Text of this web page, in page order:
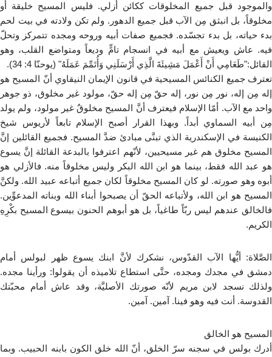
والموجود قبل جميع المخلوقات ككائن أزلي. فليس المسيح خليقة أو
مخلوقاً، بل انبثق مِن الآب قبل جميع الدهور. ولم تكن ولادته في بيت لحم
بدء حياته، بل بدء تجسّده. فجميع صفات أبيه وروحه ومجده تتمركز وتحلّ
فيه. عاش ويعيش مع أبيه في انسجام تامٍّ وديعاً ومتواضع القلب، وهو
القائل:"طَعَامِي أَنْ أَعْمَلَ مَشِيئَةَ الَّذِي أَرْسَلَنِي وَأُتَمِّمَ عَمَلَهُ" (يوحنّا 4: 34).
تعترف جميع الكنائس المسيحية في قانون الإيمان النيقاوي أنّ المسيح هو
إله مِن إله، نور مِن نور، إله حقّ مِن إله حقّ، مولود غير مخلوق، ذو جوهر
واحد مع الآب. أمّا الإسلام فيعترف أنَّ المسيح مخلوقٌ غير مولود، ولم يولد
مِن أبيه السماوي أبداً. وبهذا القرار أصبح الإسلام تابعاً لأريوس شيخ
الكنيسة في الإسكندرية الذي تبنَّى مبادئ ضدَّ المسيح. فجميع القائلين إنَّ
المسيح مخلوق هم غير مسيحيين، لأنّهم اعترفوا بالبدعة القائلة إنَّ يسوع
هو عبد الله فقط، بينما هو ابن الله البكر وليس مخلوقاً منه. فالأزلي هو
أبوه وهو صورته. لو كان المسيح مخلوقاً لكان جميع أتباعه عبيد الله. ولكنَّ
المسيح هو ابن الله، ولأتباعه الحقّ أن يصبحوا أبناء الله وبناته المدعوِّين.
فالخالق عندهم ليس ربّاً طاغياً، بل هو أبوهم الحنون بيسوع المسيح بكْرِهِ
الكريم.
الصَّلاة: أيُّها الآب القدّوس، نشكرك لأنَّ ابنك يسوع ظهر لبولس أمام
دمشق في مجدك ومجده، حتَّى استطاع تلاميذه أن يقولوا: ورأينا مجده.
ولذلك نسجد لابن مريم لأنّه صورتك الأصليَّة، وقد عاش أمام محبّتك
القدوسة. أنت فيه وهو فينا. آمين. آمين.
المسيح هو الخالق
أدرك بولس في سجنه سرّ الخلق، أنّ الله خلق الكون بابنه الحبيب. وبما